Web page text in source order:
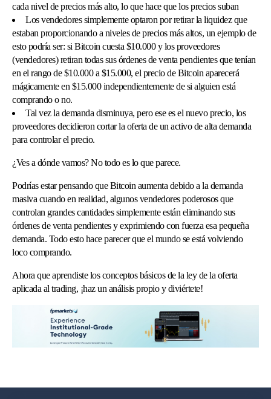
cada nivel de precios más alto, lo que hace que los precios suban
Los vendedores simplemente optaron por retirar la liquidez que
estaban proporcionando a niveles de precios más altos, un ejemplo de
esto podría ser: si Bitcoin cuesta $10.000 y los proveedores
(vendedores) retiran todas sus órdenes de venta pendientes que tenían
en el rango de $10.000 a $15.000, el precio de Bitcoin aparecerá
mágicamente en $15.000 independientemente de si alguien está
comprando o no.
Tal vez la demanda disminuya, pero ese es el nuevo precio, los
proveedores decidieron cortar la oferta de un activo de alta demanda
para controlar el precio.
¿Ves a dónde vamos? No todo es lo que parece.
Podrías estar pensando que Bitcoin aumenta debido a la demanda
masiva cuando en realidad, algunos vendedores poderosos que
controlan grandes cantidades simplemente están eliminando sus
órdenes de venta pendientes y exprimiendo con fuerza esa pequeña
demanda. Todo esto hace parecer que el mundo se está volviendo
loco comprando.
Ahora que aprendiste los conceptos básicos de la ley de la oferta
aplicada al trading, ¡haz un análisis propio y diviértete!